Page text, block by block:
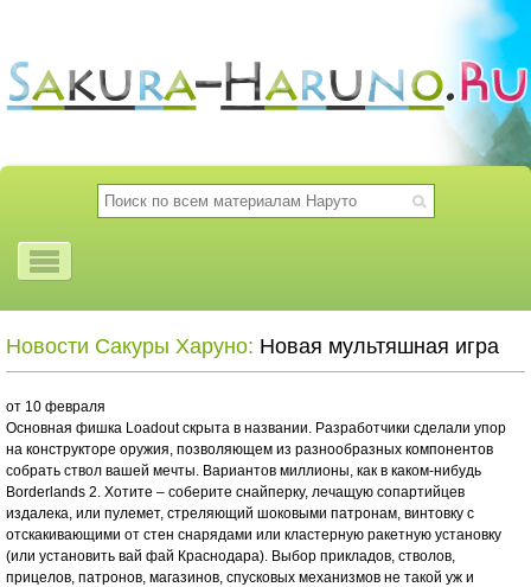
Новости Сакуры Харуно: Новая мультяшная игра
от 10 февраля
Основная фишка Loadout скрыта в названии. Разработчики сделали упор
на конструкторе оружия, позволяющем из разнообразных компонентов
собрать ствол вашей мечты. Вариантов миллионы, как в каком-нибудь
Borderlands 2. Хотите – соберите снайперку, лечащую сопартийцев
издалека, или пулемет, стреляющий шоковыми патронам, винтовку с
отскакивающими от стен снарядами или кластерную ракетную установку
(или установить вай фай Краснодара). Выбор прикладов, стволов,
прицелов, патронов, магазинов, спусковых механизмов не такой уж и